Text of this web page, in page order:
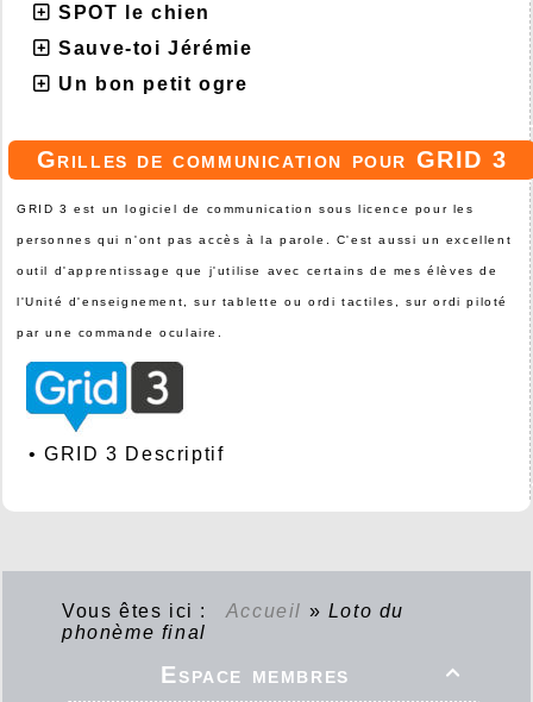
SPOT le chien
Sauve-toi Jérémie
Un bon petit ogre
Grilles de communication pour GRID 3
GRID 3 est un logiciel de communication sous licence pour les
personnes qui n'ont pas accès à la parole. C'est aussi un excellent
outil d'apprentissage que j'utilise avec certains de mes élèves de
l'Unité d'enseignement, sur tablette ou ordi tactiles, sur ordi piloté
par une commande oculaire.
•GRID 3 Descriptif
Vous êtes ici : Accueil » Loto du
phonème final

Espace membres